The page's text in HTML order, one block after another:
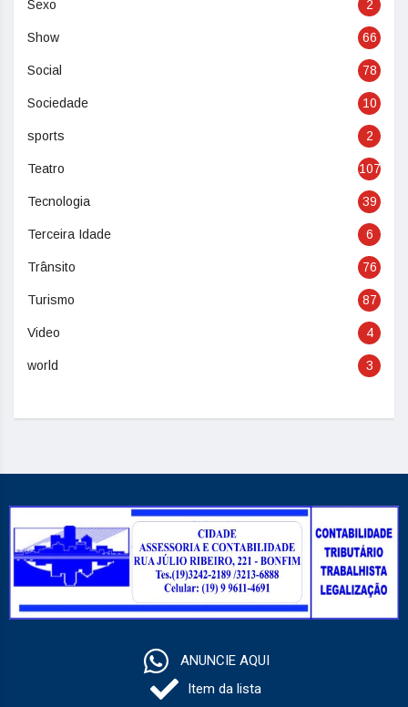
Sexo 2
Show 66
Social 78
Sociedade 10
sports 2
Teatro 107
Tecnologia 39
Terceira Idade 6
Trânsito 76
Turismo 87
Video 4
world 3
ANUNCIE AQUI
Item da lista